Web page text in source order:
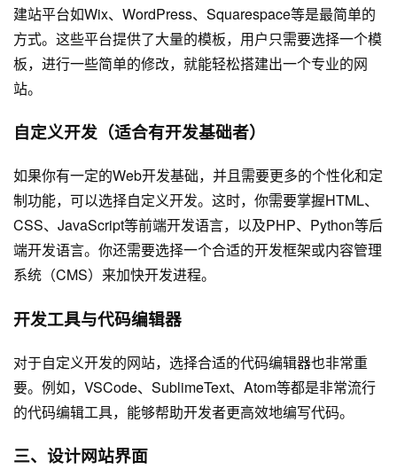
建站平台如Wix、WordPress、Squarespace等是最简单的
方式。这些平台提供了大量的模板，用户只需要选择一个模
板，进行一些简单的修改，就能轻松搭建出一个专业的网
站。
自定义开发（适合有开发基础者）
如果你有一定的Web开发基础，并且需要更多的个性化和定
制功能，可以选择自定义开发。这时，你需要掌握HTML、
CSS、JavaScript等前端开发语言，以及PHP、Python等后
端开发语言。你还需要选择一个合适的开发框架或内容管理
系统（CMS）来加快开发进程。
开发工具与代码编辑器
对于自定义开发的网站，选择合适的代码编辑器也非常重
要。例如，VSCode、SublimeText、Atom等都是非常流行
的代码编辑工具，能够帮助开发者更高效地编写代码。
三、设计网站界面